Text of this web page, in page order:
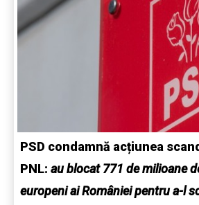
PSD condamnă acțiunea
PNL: au blocat 771 de milioane
europeni ai României pentru a-l